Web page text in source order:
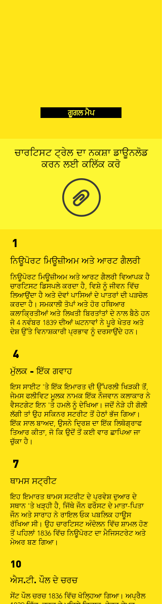
ਗੂਗਲ ਮੈਪ
ਚਾਰਟਿਸਟ ਟ੍ਰੇਲ ਦਾ ਨਕਸ਼ਾ ਡਾਊਨਲੋਡ
ਕਰਨ ਲਈ ਕਲਿੱਕ ਕਰੋ
1
ਨਿਊਪੋਰਟ ਮਿਊਜ਼ੀਅਮ ਅਤੇ ਆਰਟ ਗੈਲਰੀ
ਨਿਊਪੋਰਟ ਮਿਊਜ਼ੀਅਮ ਅਤੇ ਆਰਟ ਗੈਲਰੀ ਵਿਆਪਕ ਹੈ
ਚਾਰਟਿਸਟ ਡਿਸਪਲੇ ਕਰਦਾ ਹੈ, ਵਿਸ਼ੇ ਨੂੰ ਜੀਵਨ ਵਿੱਚ
ਲਿਆਉਂਦਾ ਹੈ ਅਤੇ ਦੋਵਾਂ ਪਾਸਿਆਂ ਦੇ ਪਾਤਰਾਂ ਦੀ ਪੜਚੋਲ
ਕਰਦਾ ਹੈ। ਸਮਕਾਲੀ ਤੋਪਾਂ ਅਤੇ ਹੋਰ ਹਥਿਆਰ
ਕਲਾਕ੍ਰਿਤੀਆਂ ਅਤੇ ਲਿਖਤੀ ਬਿਰਤਾਂਤਾਂ ਦੇ ਨਾਲ ਬੈਠੇ ਹਨ
ਜੋ 4 ਨਵੰਬਰ 1839 ਦੀਆਂ ਘਟਨਾਵਾਂ ਨੇ ਪੂਰੇ ਖੇਤਰ ਅਤੇ
ਦੇਸ਼ ਉੱਤੇ ਵਿਨਾਸ਼ਕਾਰੀ ਪ੍ਰਭਾਵ ਨੂੰ ਦਰਸਾਉਂਦੇ ਹਨ।
4
ਮੁੱਲਕ - ਇੱਕ ਗਵਾਹ
ਇਸ ਸਾਈਟ 'ਤੇ ਇੱਕ ਇਮਾਰਤ ਦੀ ਉੱਪਰਲੀ ਖਿੜਕੀ ਤੋਂ,
ਜੇਮਸ ਫਲੀਵਿਟ ਮੂਲਕ ਨਾਮਕ ਇੱਕ ਨੌਜਵਾਨ ਕਲਾਕਾਰ ਨੇ
ਵੈਸਟਗੇਟ ਇਨ 'ਤੇ ਹਮਲੇ ਨੂੰ ਦੇਖਿਆ। ਜਦੋਂ ਨੇੜੇ ਹੀ ਗੋਲੀ
ਲੱਗੀ ਤਾਂ ਉਹ ਸਕਿਨਰ ਸਟਰੀਟ ਤੋਂ ਹੇਠਾਂ ਭੱਜ ਗਿਆ।
ਇੱਕ ਸਾਲ ਬਾਅਦ, ਉਸਨੇ ਦ੍ਰਿਸ਼ ਦਾ ਇੱਕ ਲਿਥੋਗ੍ਰਾਫ
ਤਿਆਰ ਕੀਤਾ, ਜੋ ਕਿ ਉਦੋਂ ਤੋਂ ਕਈ ਵਾਰ ਛਾਪਿਆ ਜਾ
ਚੁੱਕਾ ਹੈ।
7
ਥਾਮਸ ਸਟ੍ਰੀਟ
ਇਹ ਇਮਾਰਤ ਥਾਮਸ ਸਟਰੀਟ ਦੇ ਪ੍ਰਵੇਸ਼ ਦੁਆਰ ਦੇ
ਸਥਾਨ 'ਤੇ ਖੜ੍ਹੀ ਹੈ, ਜਿੱਥੇ ਜੌਨ ਫਰੌਸਟ ਦੇ ਮਾਤਾ-ਪਿਤਾ
ਜੌਨ ਅਤੇ ਸਾਰਾਹ ਨੇ ਰਾਇਲ ਓਕ ਪਬਲਿਕ ਹਾਊਸ
ਰੱਖਿਆ ਸੀ। ਉਹ ਚਾਰਟਿਸਟ ਅੰਦੋਲਨ ਵਿੱਚ ਸ਼ਾਮਲ ਹੋਣ
ਤੋਂ ਪਹਿਲਾਂ 1836 ਵਿੱਚ ਨਿਊਪੋਰਟ ਦਾ ਮੈਜਿਸਟਰੇਟ ਅਤੇ
ਮੇਅਰ ਬਣ ਗਿਆ।
10
ਐਸ.ਟੀ. ਪੌਲ ਦੇ ਚਰਚ
ਸੇਂਟ ਪੌਲ ਚਰਚ 1836 ਵਿੱਚ ਖੋਲ੍ਹਿਆ ਗਿਆ। ਅਪ੍ਰੈਲ